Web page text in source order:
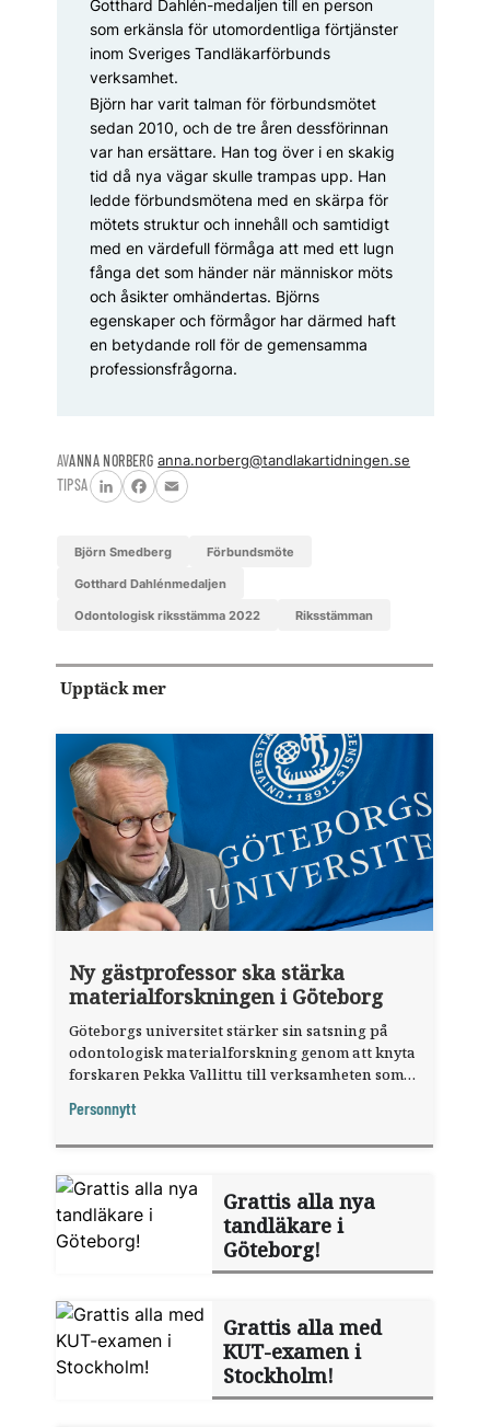
Gotthard Dahlén-medaljen till en person
som erkänsla för utomordentliga förtjänster
inom Sveriges Tandläkarförbunds
verksamhet.
Björn har varit talman för förbundsmötet
sedan 2010, och de tre åren dessförinnan
var han ersättare. Han tog över i en skakig
tid då nya vägar skulle trampas upp. Han
ledde förbundsmötena med en skärpa för
mötets struktur och innehåll och samtidigt
med en värdefull förmåga att med ett lugn
fånga det som händer när människor möts
och åsikter omhändertas. Björns
egenskaper och förmågor har därmed haft
en betydande roll för de gemensamma
professionsfrågorna.
AVANNA NORBERG anna.norberg@tandlakartidningen.se
TIPSA
LinkedInFacebook
Email
Björn Smedberg förbundsmöte
Gotthard Dahlénmedaljen
Odontologisk riksstämma 2022 riksstämman
Upptäck mer
Ny gästprofessor ska stärka
materialforskningen i Göteborg
Göteborgs universitet stärker sin satsning på
odontologisk materialforskning genom att knyta
forskaren Pekka Vallittu till verksamheten som
Personnytt
Grattis alla nya
tandläkare i
Göteborg!
Grattis alla med
KUT-examen i
Stockholm!